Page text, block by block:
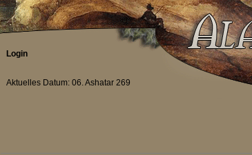
Login
Aktuelles Datum: 06. Ashatar 269